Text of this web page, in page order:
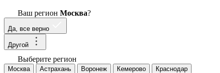
Ваш регион Москва?
Да, все верно
Другой
Выберите регион
Москва Астрахань Воронеж Кемерово
Краснодар